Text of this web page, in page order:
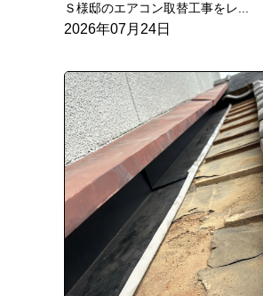
Ｓ様邸のエアコン取替工事をレ...
2026年07月24日